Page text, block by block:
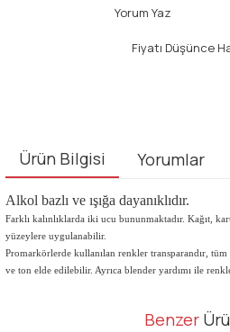
Yorum Yaz
Fiyatı Düşünce
Ürün Bilgisi Yorumlar
Alkol bazlı ve ışığa dayanıklıdır.
Farklı kalınlıklarda iki ucu bununmaktadır. Kağıt,
yüzeylere uygulanabilir.
Promarkörlerde kullanılan renkler transparandır, tüm
ve ton elde edilebilir. Ayrıca blender yardımı ile
Bu ürünün fiyat bilgisi, resim, ürün
Benzer